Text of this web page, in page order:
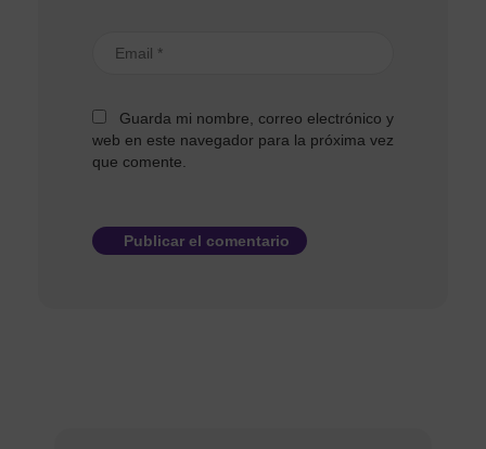
Guarda mi nombre, correo electrónico y
web en este navegador para la próxima vez
que comente.